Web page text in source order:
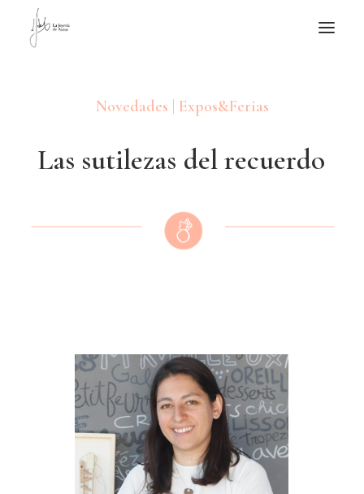
APUNTES
Novedades | Expos&Ferias
Las sutilezas delrecuerdo